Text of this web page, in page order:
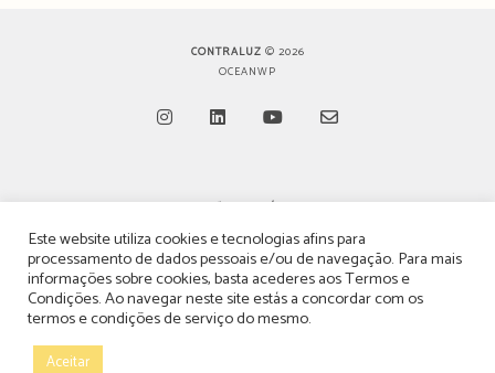
CONTRALUZ © 2026
OCEANWP
in
a
new
tab
in
a
new
tab
in
a
new
tab
in
a
new
tab
TERMOS, CONDIÇÕES & POLÍTICA DE PRIVACIDADE
ESTATUTO EDITORIAL
POLÍTICA DE PUBLICIDADE E ANÚNCIOS
CONTACTOS
Este website utiliza cookies e tecnologias afins para
processamento de dados pessoais e/ou de navegação. Para mais
informações sobre cookies, basta acederes aosTermos e
Condições. Ao navegar neste site estás a concordar com os
termos e condições de serviço do mesmo.
Aceitar